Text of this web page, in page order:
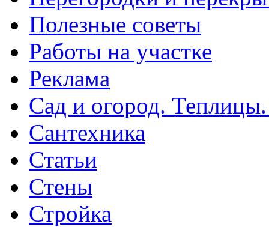
Полезные советы
Работы на участке
Реклама
Сад и огород.
Сантехника
Статьи
Стены
Стройка